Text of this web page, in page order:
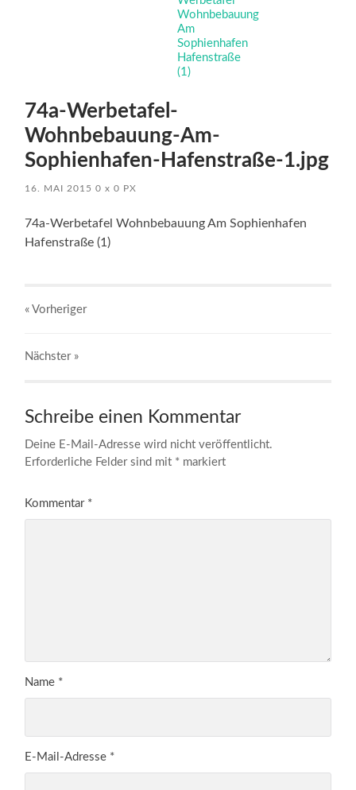
74a-Werbetafel-
Wohnbebauung-Am-
Sophienhafen-Hafenstraße-1.jpg
16. MAI 2015 0x 0 PX
74a-Werbetafel Wohnbebauung Am Sophienhafen
Hafenstraße (1)
« Vorheriger
Nächster »
Schreibe einen Kommentar
Deine E-Mail-Adresse wird nicht veröffentlicht.
Erforderliche Felder sind mit * markiert
Kommentar *
Name *
E-Mail-Adresse *